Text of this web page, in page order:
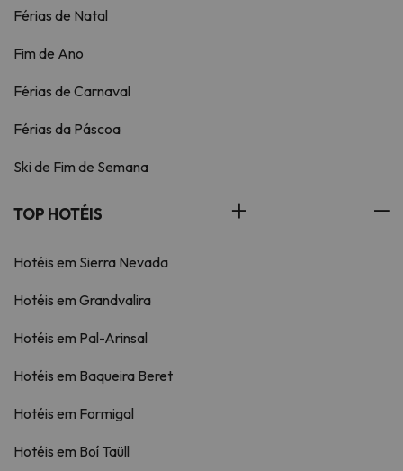
Férias de Natal
Fim de Ano
Férias de Carnaval
Férias da Páscoa
Ski de Fim de Semana
TOP HOTÉIS
Hotéis em Sierra Nevada
Hotéis em Grandvalira
Hotéis em Pal-Arinsal
Hotéis em Baqueira Beret
Hotéis em Formigal
Hotéis em Boí Taüll